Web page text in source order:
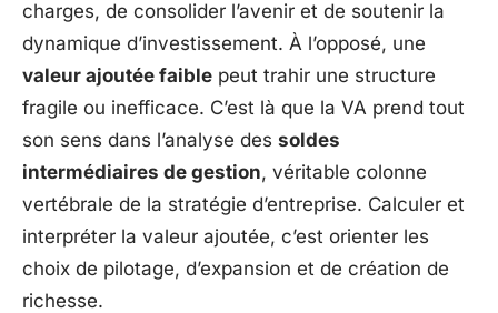
charges, de consolider l’avenir et de soutenir la
dynamique d’investissement. À l’opposé, une
valeur ajoutée faible peut trahir une structure
fragile ou inefficace. C’est là que la VA prend tout
son sens dans l’analyse des soldes
intermédiaires de gestion, véritable colonne
vertébrale de la stratégie d’entreprise. Calculer et
interpréter la valeur ajoutée, c’est orienter les
choix de pilotage, d’expansion et de création de
richesse.